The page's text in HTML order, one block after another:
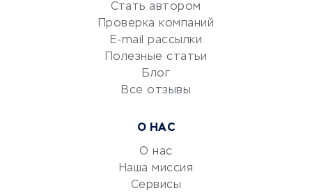
Сервисы по поиску работы
Сетевой маркетинг
УСЛУГИ ДЛЯ БИЗНЕСА
Стать автором
Проверка компаний
E-mail рассылки
Полезные статьи
Блог
Все отзывы
О НАС
О нас
Наша миссия
Сервисы